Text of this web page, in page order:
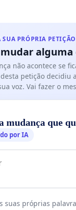
PRÓPRIA PETIÇÃO
alguma
não acontece se
petição decidiu
voz. Vai fazer o
mudança que
por IA
suas próprias